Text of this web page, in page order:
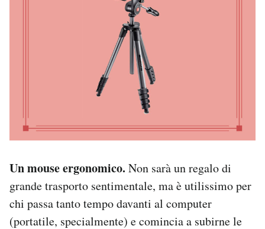
Un mouse ergonomico. Non sarà un regalo di
grande trasporto sentimentale, ma è utilissimo per
chi passa tanto tempo davanti al computer
(portatile, specialmente) e comincia a subirne le